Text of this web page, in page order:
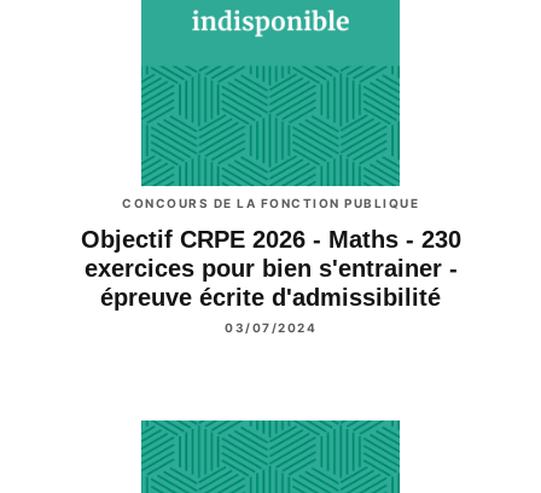
CONCOURS DE LA FONCTION PUBLIQUE
Objectif CRPE 2026 - Maths - 230
exercices pour bien s'entrainer -
épreuve écrite d'admissibilité
03/07/2024